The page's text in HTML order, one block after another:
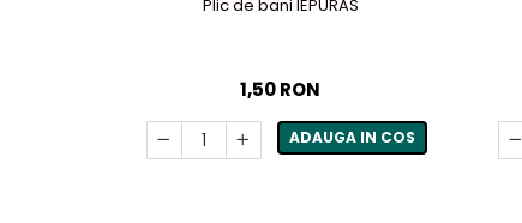
Plic de bani IEPURAS
1,50 RON
ADAUGA IN COS